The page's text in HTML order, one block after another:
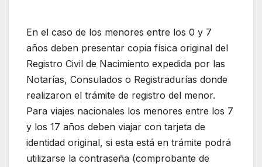
En el caso de los menores entre los 0 y 7
años deben presentar copia física original del
Registro Civil de Nacimiento expedida por las
Notarías, Consulados o Registradurías donde
realizaron el trámite de registro del menor.
Para viajes nacionales los menores entre los 7
y los 17 años deben viajar con tarjeta de
identidad original, si esta está en trámite podrá
utilizarse la contraseña (comprobante de